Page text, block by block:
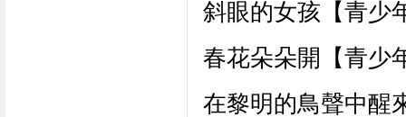
斜眼的女孩【青少
春花朵朵開【青少
在黎明的鳥聲中醒